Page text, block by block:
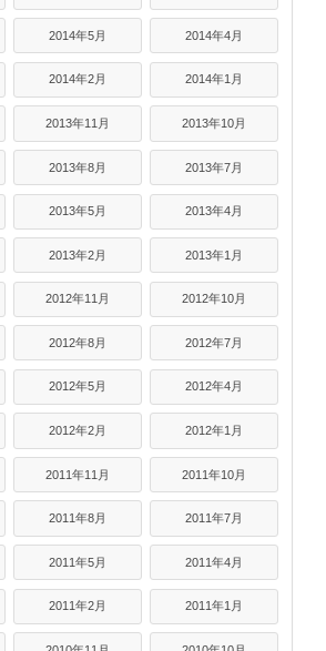
2014年5月 2014年4月
2014年2月 2014年1月
2013年11月 2013年10月
2013年8月 2013年7月
2013年5月 2013年4月
2013年2月 2013年1月
2012年11月 2012年10月
2012年8月 2012年7月
2012年5月 2012年4月
2012年2月 2012年1月
2011年11月 2011年10月
2011年8月 2011年7月
2011年5月 2011年4月
2011年2月 2011年1月